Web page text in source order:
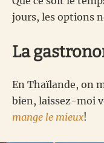
jours, les options
La
En Thaïlande, on
bien, laissez-moi
mange le mieux!